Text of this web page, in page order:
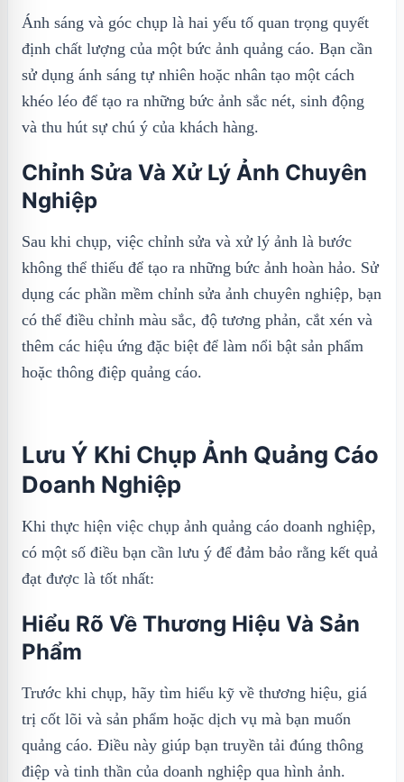
Ánh sáng và góc chụp là hai yếu tố quan trọng quyết
định chất lượng của một bức ảnh quảng cáo. Bạn cần
sử dụng ánh sáng tự nhiên hoặc nhân tạo một cách
khéo léo để tạo ra những bức ảnh sắc nét, sinh động
và thu hút sự chú ý của khách hàng.
Chỉnh Sửa Và Xử Lý Ảnh Chuyên
Nghiệp
Sau khi chụp, việc chỉnh sửa và xử lý ảnh là bước
không thể thiếu để tạo ra những bức ảnh hoàn hảo. Sử
dụng các phần mềm chỉnh sửa ảnh chuyên nghiệp, bạn
có thể điều chỉnh màu sắc, độ tương phản, cắt xén và
thêm các hiệu ứng đặc biệt để làm nổi bật sản phẩm
hoặc thông điệp quảng cáo.
Lưu Ý Khi Chụp Ảnh Quảng Cáo
Doanh Nghiệp
Khi thực hiện việc chụp ảnh quảng cáo doanh nghiệp,
có một số điều bạn cần lưu ý để đảm bảo rằng kết quả
đạt được là tốt nhất:
Hiểu Rõ Về Thương Hiệu Và Sản
Phẩm
Trước khi chụp, hãy tìm hiểu kỹ về thương hiệu, giá
trị cốt lõi và sản phẩm hoặc dịch vụ mà bạn muốn
quảng cáo. Điều này giúp bạn truyền tải đúng thông
điệp và tinh thần của doanh nghiệp qua hình ảnh.